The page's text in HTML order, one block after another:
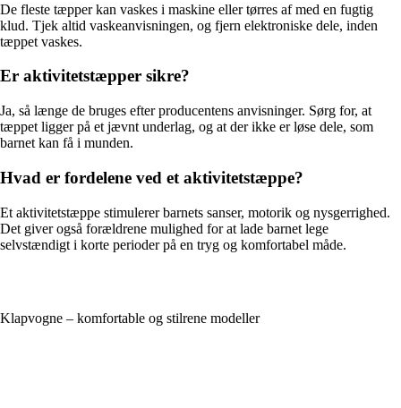
De fleste tæpper kan vaskes i maskine eller tørres af med en fugtig
klud. Tjek altid vaskeanvisningen, og fjern elektroniske dele, inden
tæppet vaskes.
Er aktivitetstæpper sikre?
Ja, så længe de bruges efter producentens anvisninger. Sørg for, at
tæppet ligger på et jævnt underlag, og at der ikke er løse dele, som
barnet kan få i munden.
Hvad er fordelene ved et aktivitetstæppe?
Et aktivitetstæppe stimulerer barnets sanser, motorik og nysgerrighed.
Det giver også forældrene mulighed for at lade barnet lege
selvstændigt i korte perioder på en tryg og komfortabel måde.
Klapvogne – komfortable og stilrene modeller